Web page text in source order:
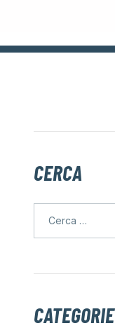
CERCA
CATEGORIE